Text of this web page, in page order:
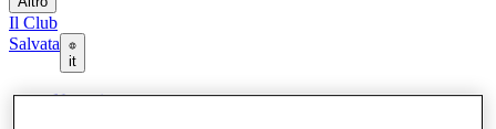
Il Club
Salvata
it
Negozi